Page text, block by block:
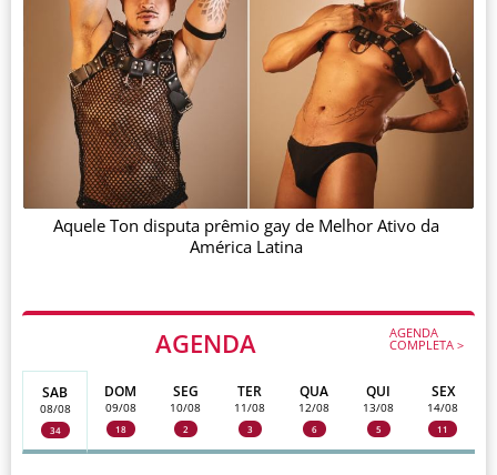
AGENDA AGENDA
COMPLETA >
SAB
08/08
34
DOM
09/08
18
SEG
10/08
2
TER
11/08
3
QUA
12/08
6
QUI
13/08
5
SEX
14/08
11
Aquele Ton disputa prêmio gay de Melhor Ativo da
América Latina